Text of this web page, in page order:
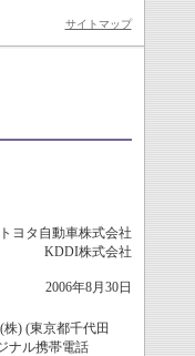
サイトマップ
トヨタ自動車株式会社
KDDI株式会社
2006年8月30日
) (東京都千代田
ナル携帯電話